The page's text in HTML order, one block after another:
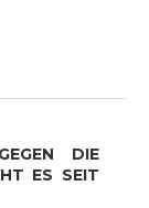
DIE
ES SEIT